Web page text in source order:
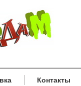
Контакты